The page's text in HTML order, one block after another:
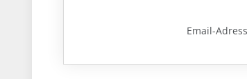
Email-